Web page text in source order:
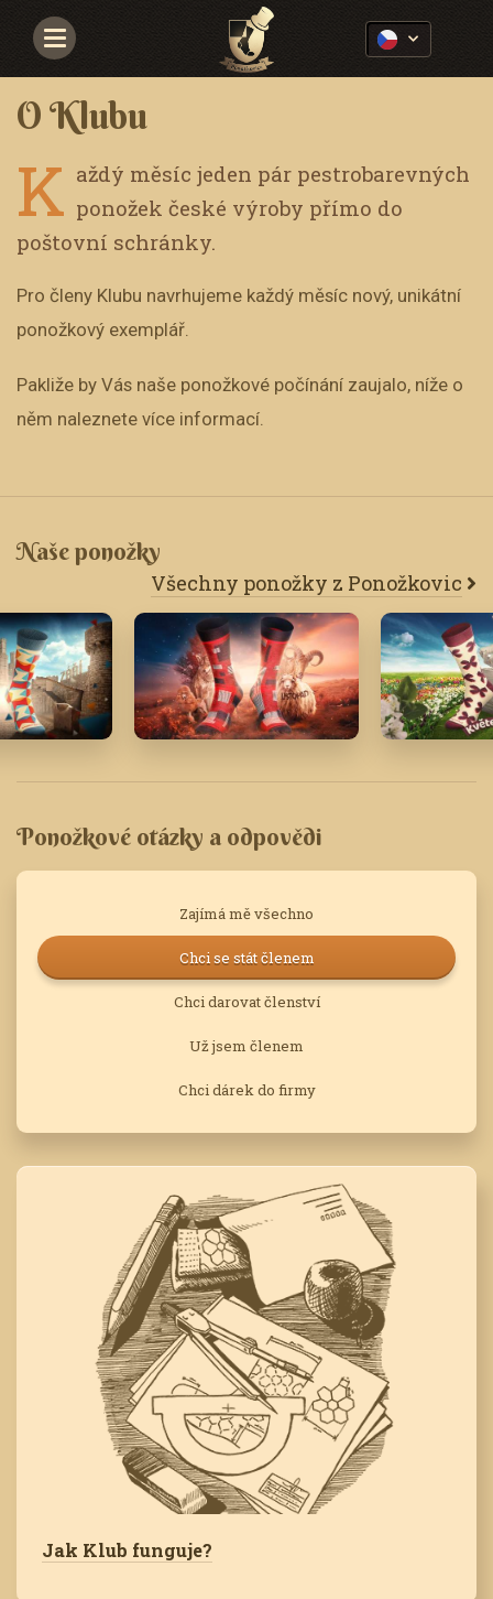
Navigace
O Klubu
K aždý měsíc jeden pár pestrobarevných
ponožek české výroby přímo do
poštovní schránky.
Pro členy Klubu navrhujeme každý měsíc nový, unikátní
ponožkový exemplář.
Pakliže by Vás naše ponožkové počínání zaujalo, níže o
něm naleznete více informací.
Naše ponožky
Všechny ponožky z Ponožkovic
Ponožkové otázky a odpovědi
Zajímá mě všechno
Chci se stát členem
Chci darovat členství
Už jsem členem
Chci dárek do firmy
Jak Klub funguje?